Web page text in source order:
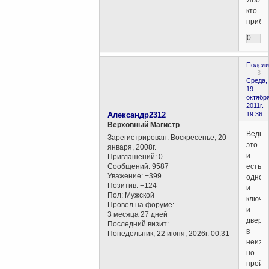
кто
0
3
Среда,
19
2011г.
19:36
Александр2312
Верховный Магистр
Зарегистрирован: Воскресенье, 20
января, 2008г.
Приглашений: 0
Сообщений: 9587
Уважение: +399
Позитив: +124
Пол: Мужской
Провел на форуме:
3 месяца 27 дней
Последний визит:
Понедельник, 22 июня, 2026г. 00:31
Ведь
это
и
есть
и
ключ
и
дверь
в
но